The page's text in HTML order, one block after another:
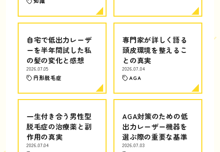
自宅で低出力レーザ
ーを半年間試した私
の髪の変化と感想
2026.07.05
円形脱毛症
専門家が詳しく語る
頭皮環境を整えるこ
との真実
2026.07.04
AGA
一生付き合う男性型
脱毛症の治療薬と副
作用の真実
2026.07.04
AGA対策のための低
出力レーザー機器を
選ぶ際の重要な基準
2026.07.03